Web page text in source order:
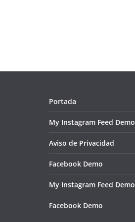
Portada
My Instagram Feed Demo
Aviso de Privacidad
Facebook Demo
My Instagram Feed Demo
Facebook Demo